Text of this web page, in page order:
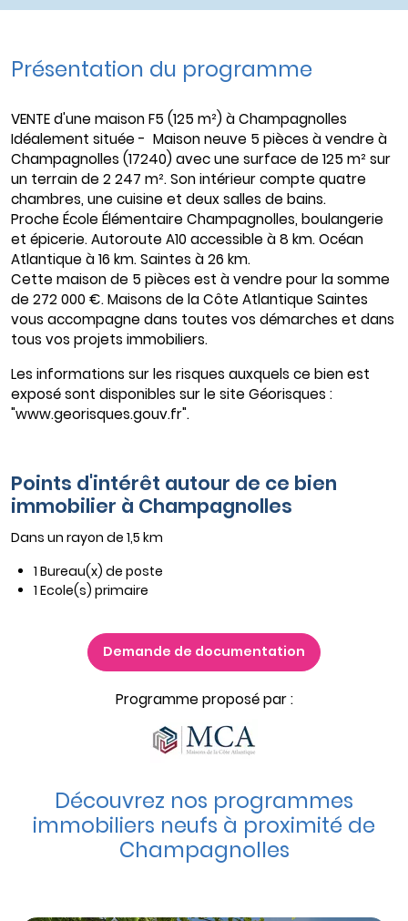
Présentation du programme
VENTE d'une maison F5 (125 m²) à Champagnolles
Idéalement située - Maison neuve 5 pièces à vendre à
Champagnolles (17240) avec une surface de 125 m² sur
un terrain de 2 247 m². Son intérieur compte quatre
chambres, une cuisine et deux salles de bains.
Proche École Élémentaire Champagnolles, boulangerie
et épicerie. Autoroute A10 accessible à 8 km. Océan
Atlantique à 16 km. Saintes à 26 km.
Cette maison de 5 pièces est à vendre pour la somme
de 272 000 €. Maisons de la Côte Atlantique Saintes
vous accompagne dans toutes vos démarches et dans
tous vos projets immobiliers.
Les informations sur les risques auxquels ce bien est
exposé sont disponibles sur le site Géorisques :
"www.georisques.gouv.fr".
Points d'intérêt autour de ce bien
immobilier à Champagnolles
Dans un rayon de 1,5 km
1 Bureau(x) de poste
1 Ecole(s) primaire
Demande de documentation
Programme proposé par :
Découvrez nos programmes
immobiliers neufs à proximité de
Champagnolles